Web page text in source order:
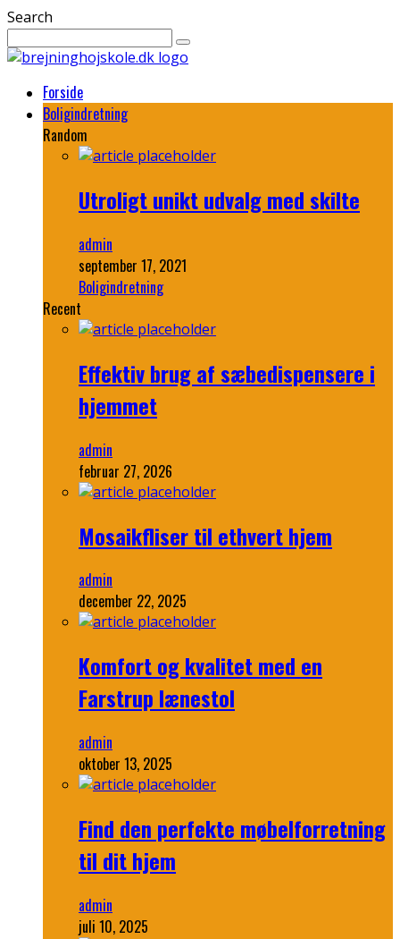
Search
Forside
Boligindretning
Random
Utroligt unikt udvalg med skilte
admin
september 17, 2021
Boligindretning
Recent
Effektiv brug af sæbedispensere i
hjemmet
admin
februar 27, 2026
Mosaikfliser til ethvert hjem
admin
december 22, 2025
Komfort og kvalitet med en
Farstrup lænestol
admin
oktober 13, 2025
Find den perfekte møbelforretning
til dit hjem
admin
juli 10, 2025